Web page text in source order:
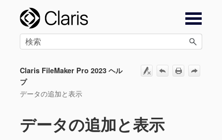
メイン コンテンツにスキップ
Claris FileMaker Pro 2023 ヘル
プ
データの追加と表示
データの追加と表示